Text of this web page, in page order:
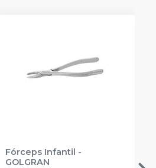
Fórceps Infantil -
GOLGRAN